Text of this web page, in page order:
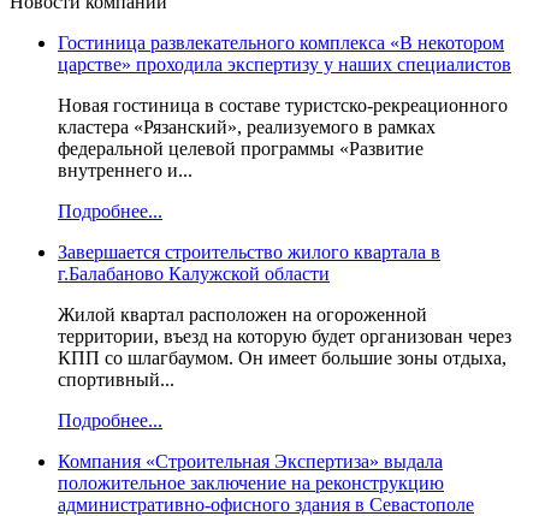
Гостиница развлекательного комплекса «В некотором
царстве» проходила экспертизу у наших специалистов
Новая гостиница в составе туристско-рекреационного
кластера «Рязанский», реализуемого в рамках
федеральной целевой программы «Развитие
внутреннего и...
Подробнее...
Завершается строительство жилого квартала в
г.Балабаново Калужской области
Жилой квартал расположен на огороженной
территории, въезд на которую будет организован через
КПП со шлагбаумом. Он имеет большие зоны отдыха,
спортивный...
Подробнее...
Компания «Строительная Экспертиза» выдала
положительное заключение на реконструкцию
административно-офисного здания в Севастополе